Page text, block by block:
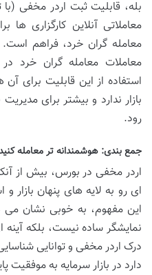
بله، قابلیت ثبت اردر مخفی
معاملاتی آنلاین کارگزاری ها
معامله گران خرد، فراهم
معاملات معامله گران خرد در
استفاده از این قابلیت برای
بازار ندارد و بیشتر برای
رود.
جمع بندی: هوشمندانه تر معامله
اردر مخفی در بورس، بیش از
ای رو به لایه های پنهان بازار
این مفهوم، به خوبی نشان می
نمایشگر ساده نیست، بلکه
درک اردر مخفی و توانایی
دارد در بازار سرمایه به